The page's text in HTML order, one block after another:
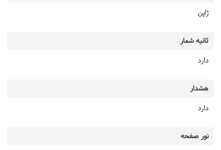
ژاپن
ثانیه شمار
دارد
هشدار
دارد
نور صفحه